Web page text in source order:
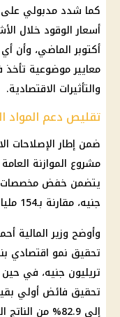
كما شدد مدبولي على
أسعار الوقود خلال
أكتوبر الماضي، وأن
معايير موضوعية تأخذ
والتأثيرات الاقتصادية.
تقليص دعم المواد
ضمن إطار الإصلاحات
يتضمن خفض مخصصات
جنيه، مقارنة بـ154 مليار جنيه في الموازنة الحالية.
وأوضح وزير المالية
إلى 82.9% من الناتج المحلي الإجمالي.